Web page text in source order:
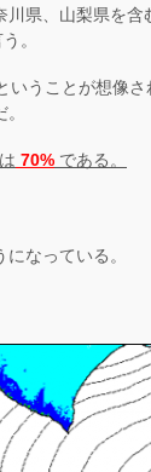
県、山梨県を
。
うことが想像さ
70% である。
なっている。